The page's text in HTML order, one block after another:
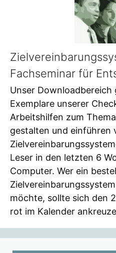
Fachseminar für
Unser Downloadbereich
Exemplare unserer
Arbeitshilfen zum
gestalten und einführen
Leser in den letzten 6
Computer. Wer ein
möchte, sollte sich den
rot im Kalender